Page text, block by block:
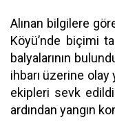
Alınan bilgilere
Köyü’nde biçimi
balyalarının
ihbarı üzerine
ekipleri sevk
ardından yangın